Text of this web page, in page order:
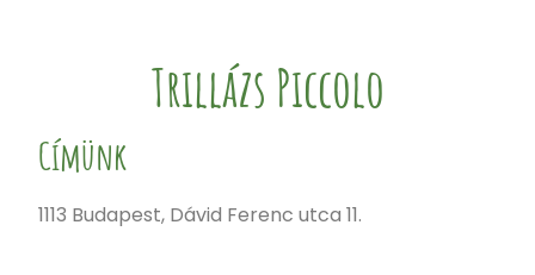
Trillázs Piccolo
Címünk
1113 Budapest, Dávid Ferenc utca 11.